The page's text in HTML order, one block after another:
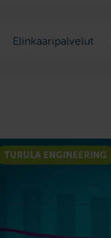
Elinkaaripalvelut
TURULA ENGINEERING